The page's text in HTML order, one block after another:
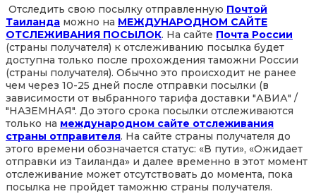
Отследить свою посылку отправленную Почтой
Таиланда можно на МЕЖДУНАРОДНОМ САЙТЕ
ОТСЛЕЖИВАНИЯ ПОСЫЛОК. На сайте Почта России
(страны получателя) к отслеживанию посылка будет
доступна только после прохождения таможни России
(страны получателя). Обычно это происходит не ранее
чем через 10-25 дней после отправки посылки (в
зависимости от выбранного тарифа доставки "АВИА" /
"НАЗЕМНАЯ". До этого срока посылки отслеживаются
только на международном сайте отслеживания
страны отправителя. На сайте страны получателя до
этого времени обозначается статус: «В пути», «Ожидает
отправки из Таиланда» и далее временно в этот момент
отслеживание может отсутствовать до момента, пока
посылка не пройдет таможню страны получателя.